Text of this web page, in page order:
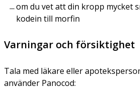
om du vet att din kropp mycket
kodein till morfin
Varningar och försiktighet
Tala med läkare eller
använder Panocod: